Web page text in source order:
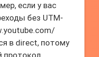
если у вас
без UTM-
в direct, потому